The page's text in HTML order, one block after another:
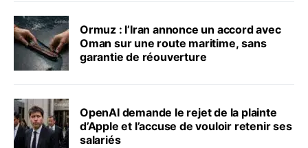
Ormuz : l’Iran annonce un accord avec
Oman sur une route maritime, sans
garantie de réouverture
OpenAI demande le rejet de la plainte
d’Apple et l’accuse de vouloir retenir ses
salariés